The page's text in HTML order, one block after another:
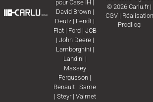
pourCase IH |
David Brown|
Deutz | Fendt |
Fiat| Ford | JCB
| John Deere|
Lamborghini |
Landini |
Massey
Fergusson |
Renault |Same
| Steyr| Valmet
© 2026 Carlu.fr |
CGV| Réalisation
Prodilog